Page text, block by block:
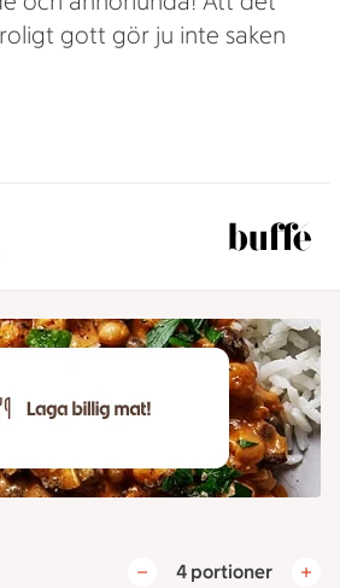
gott gör ju inte saken
4 portioner